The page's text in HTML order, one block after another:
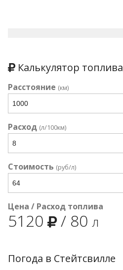
Калькулятор топлива
Расстояние (км)
Расход (л/100км)
Стоимость (руб/л)
Цена / Расход топлива
5120 / 80 л
Погода в Стейтсвилле